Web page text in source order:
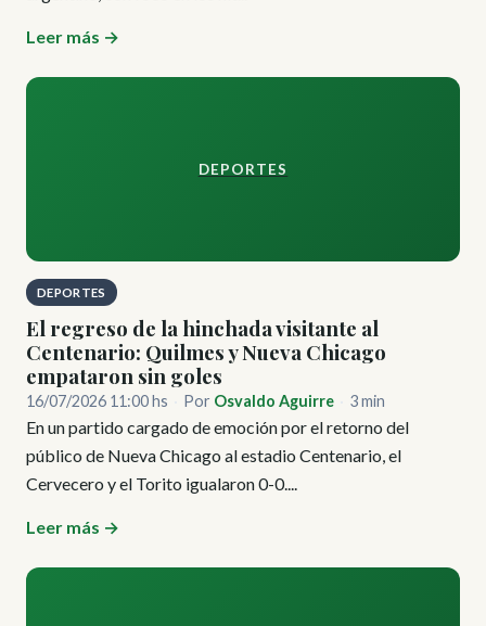
Leer más →
DEPORTES
DEPORTES
El regreso de la hinchada visitante al
Centenario: Quilmes y Nueva Chicago
empataron sin goles
16/07/2026 11:00 hs Por Osvaldo Aguirre 3 min
En un partido cargado de emoción por el retorno del
público de Nueva Chicago al estadio Centenario, el
Cervecero y el Torito igualaron 0-0....
Leer más →